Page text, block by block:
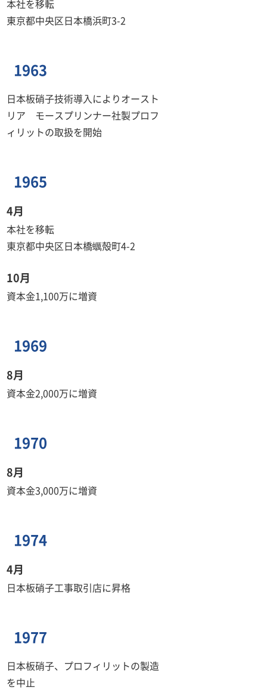
本社を移転
東京都中央区日本橋浜町3-2
1963
日本板硝子技術導入によりオースト
リア モースプリンナー社製プロフ
ィリットの取扱を開始
1965
4月
本社を移転
東京都中央区日本橋蠣殻町4-2
10月
資本金1,100万に増資
1969
8月
資本金2,000万に増資
1970
8月
資本金3,000万に増資
1974
4月
日本板硝子工事取引店に昇格
1977
日本板硝子、プロフィリットの製造
を中止